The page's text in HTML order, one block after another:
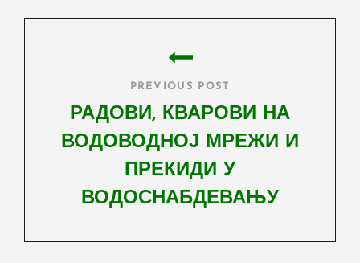
PREVIOUS POST
РАДОВИ, КВАРОВИ НА
ВОДОВОДНОЈ МРЕЖИ И
ПРЕКИДИ У
ВОДОСНАБДЕВАЊУ
Post